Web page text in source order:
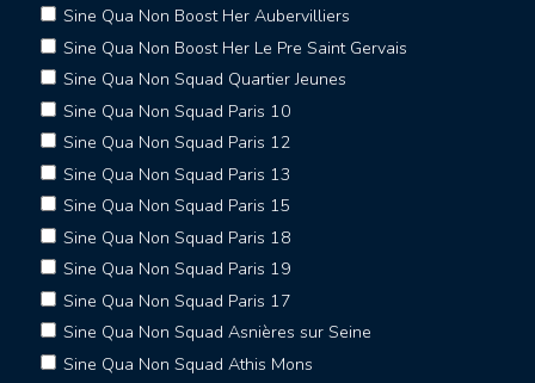
Sine Qua Non Boost Her Aubervilliers
Sine Qua Non Boost Her Le Pre Saint Gervais
Sine Qua Non Squad Quartier Jeunes
Sine Qua Non Squad Paris 10
Sine Qua Non Squad Paris 12
Sine Qua Non Squad Paris 13
Sine Qua Non Squad Paris 15
Sine Qua Non Squad Paris 18
Sine Qua Non Squad Paris 19
Sine Qua Non Squad Paris 17
Sine Qua Non Squad Asnières sur Seine
Sine Qua Non Squad Athis Mons